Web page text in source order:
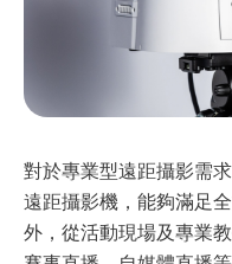
對於專業型遠距攝影需
遠距攝影機，能夠滿足
外，從活動現場及專業